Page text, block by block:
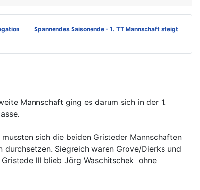
Spannendes Saisonende - 1. TT Mannschaft steigt
Mannschaft ging es darum sich in der 1.
sich die beiden Gristeder Mannschaften
Siegreich waren Grove/Dierks und
III blieb Jörg Waschitschek ohne